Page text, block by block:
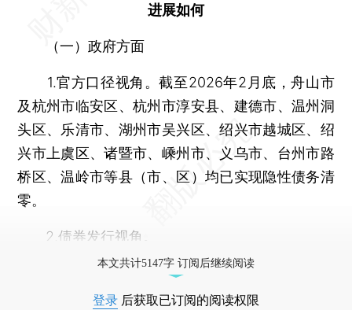
进展如何
（一）政府方面
1.官方口径视角。截至2026年2月底，舟山市
及杭州市临安区、杭州市淳安县、建德市、温州洞
头区、乐清市、湖州市吴兴区、绍兴市越城区、绍
兴市上虞区、诸暨市、嵊州市、义乌市、台州市路
桥区、温岭市等县（市、区）均已实现隐性债务清
零。
2.债券发行视角。
本文共计5147字 订阅后继续阅读
登录 后获取已订阅的阅读权限